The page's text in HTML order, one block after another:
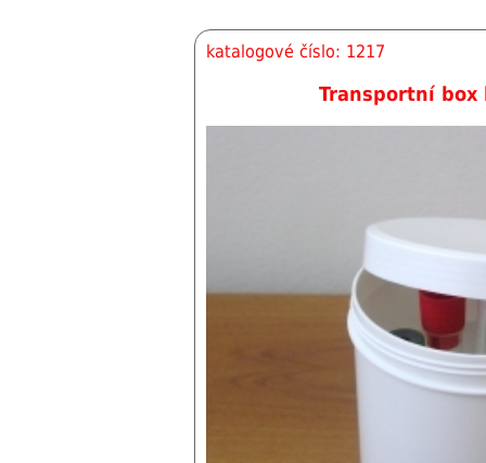
katalogové číslo: 1217
Transportní box